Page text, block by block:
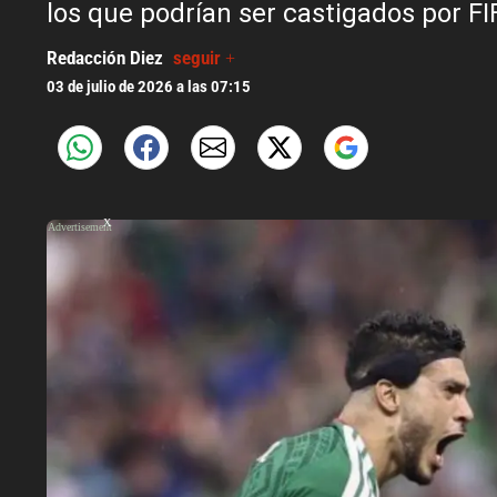
los que podrían ser castigados por
Redacción Diez seguir +
03 de julio de 2026 a las 07:15
X